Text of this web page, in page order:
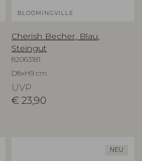
BLOOMINGVILLE
Cherish Becher, Blau,
Steingut
82063181
D8xH9 cm
UVP
€ 23,90
NEU